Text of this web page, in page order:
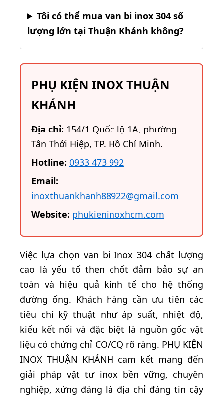
Tôi có thể mua van bi inox 304 số
lượng lớn tại Thuận Khánh không?
PHỤ KIỆN INOX THUẬN
KHÁNH
Địa chỉ: 154/1 Quốc lộ 1A, phường
Tân Thới Hiệp, TP. Hồ Chí Minh.
Hotline: 0933 473 992
Email:
inoxthuankhanh88922@gmail.com
Website: phukieninoxhcm.com
Việc lựa chọn van bi Inox 304 chất lượng
cao là yếu tố then chốt đảm bảo sự an
toàn và hiệu quả kinh tế cho hệ thống
đường ống. Khách hàng cần ưu tiên các
tiêu chí kỹ thuật như áp suất, nhiệt độ,
kiểu kết nối và đặc biệt là nguồn gốc vật
liệu có chứng chỉ CO/CQ rõ ràng. PHỤ KIỆN
INOX THUẬN KHÁNH cam kết mang đến
giải pháp vật tư inox bền vững, chuyên
nghiệp, xứng đáng là địa chỉ đáng tin cậy